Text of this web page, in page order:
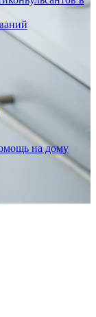
на дому